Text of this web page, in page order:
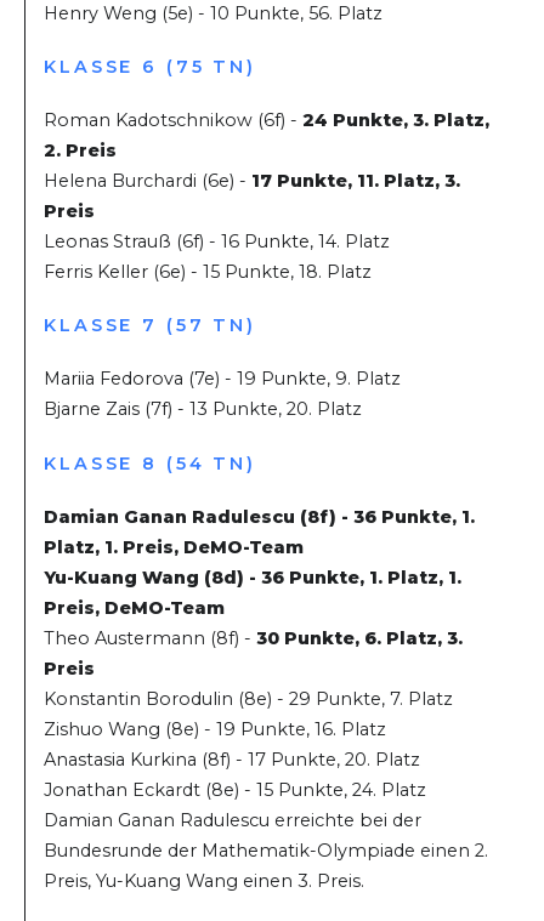
Henry Weng (5e) - 10 Punkte, 56. Platz
KLASSE 6 (75 TN)
Roman Kadotschnikow (6f) - 24 Punkte, 3. Platz,
2. Preis
Helena Burchardi (6e) - 17 Punkte, 11. Platz, 3.
Preis
Leonas Strauß (6f) - 16 Punkte, 14. Platz
Ferris Keller (6e) - 15 Punkte, 18. Platz
KLASSE 7 (57 TN)
Mariia Fedorova (7e) - 19 Punkte, 9. Platz
Bjarne Zais (7f) - 13 Punkte, 20. Platz
KLASSE 8 (54 TN)
Damian Ganan Radulescu (8f) - 36 Punkte, 1.
Platz, 1. Preis, DeMO-Team
Yu-Kuang Wang (8d) - 36 Punkte, 1. Platz, 1.
Preis, DeMO-Team
Theo Austermann (8f) - 30 Punkte, 6. Platz, 3.
Preis
Konstantin Borodulin (8e) - 29 Punkte, 7. Platz
Zishuo Wang (8e) - 19 Punkte, 16. Platz
Anastasia Kurkina (8f) - 17 Punkte, 20. Platz
Jonathan Eckardt (8e) - 15 Punkte, 24. Platz
Damian Ganan Radulescu erreichte bei der
Bundesrunde der Mathematik-Olympiade einen 2.
Preis, Yu-Kuang Wang einen 3. Preis.